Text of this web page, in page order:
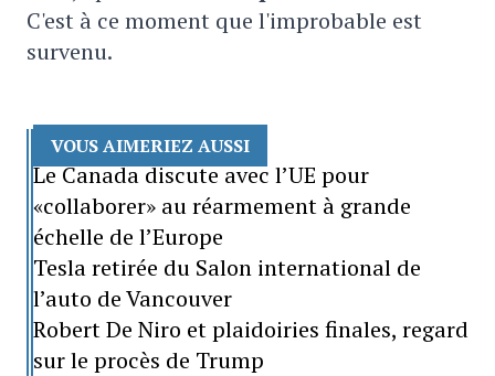
C'est à ce moment que l'improbable est
survenu.
VOUS AIMERIEZ AUSSI
Le Canada discute avec l’UE pour
«collaborer» au réarmement à grande
échelle de l’Europe
Tesla retirée du Salon international de
l’auto de Vancouver
Robert De Niro et plaidoiries finales, regard
sur le procès de Trump